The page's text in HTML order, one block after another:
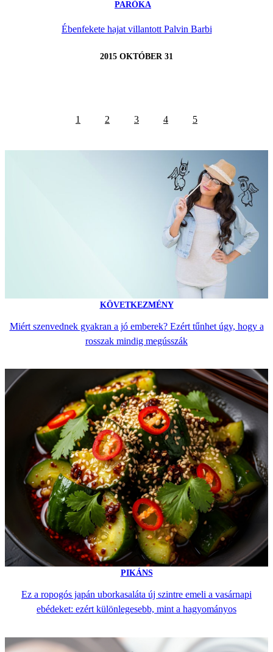
PARÓKA
Ébenfekete hajat villantott Palvin Barbi
2015 OKTÓBER 31
1 2 3 4 5
KÖVETKEZMÉNY
Miért szenvednek gyakran a jó emberek? Ezért tűnhet úgy, hogy a
rosszak mindig megússzák
PIKÁNS
Ez a ropogós japán uborkasaláta új szintre emeli a vasárnapi
ebédeket: ezért különlegesebb, mint a hagyományos